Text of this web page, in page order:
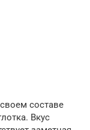
составе
Вкус